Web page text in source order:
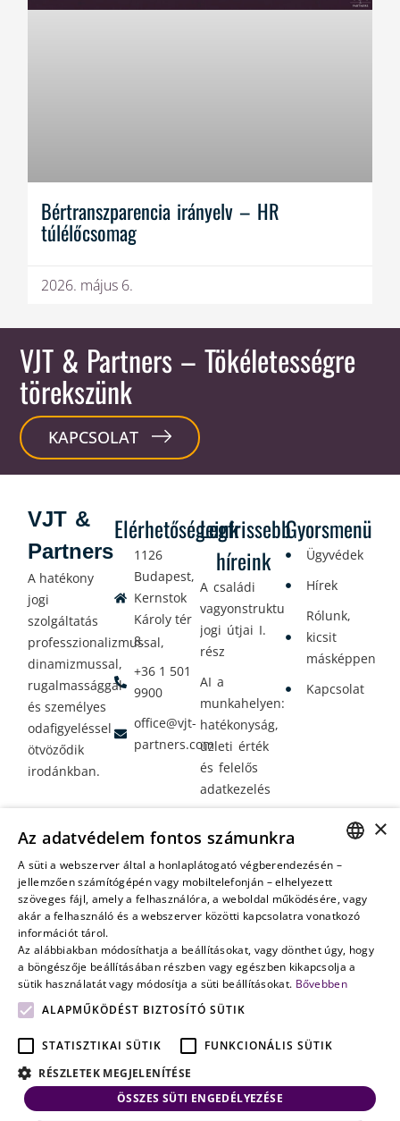
Bértranszparencia irányelv – HR
túlélőcsomag
2026. május 6.
VJT & Partners – Tökéletességre
törekszünk
KAPCSOLAT
Elérhetőségeink
1126
Budapest,
Kernstok
Károly tér
8.
+36 1 501
9900
office@vjt-
partners.com
Legfrissebb
híreink
A családi
vagyonstrukturálás
jogi útjai I.
rész
AI a
munkahelyen:
hatékonyság,
üzleti érték
és felelős
adatkezelés
amikor a jövő
nem a
véletlenen
múlik
Gyorsmenü
Ügyvédek
Hírek
Rólunk,
kicsit
másképpen
Kapcsolat
VJT &
Partners
A hatékony
jogi
szolgáltatás
professzionalizmussal,
dinamizmussal,
rugalmassággal
és személyes
odafigyeléssel
ötvöződik
irodánkban.
HUNGARIAN
ENGLISH
×
Az adatvédelem fontos számunkra
A süti a webszerver által a honlaplátogató végberendezésén –
jellemzően számítógépén vagy mobiltelefonján – elhelyezett
szöveges fájl, amely a felhasználóra, a weboldal működésére, vagy
akár a felhasználó és a webszerver közötti kapcsolatra vonatkozó
információt tárol.
Az alábbiakban módosíthatja a beállításokat, vagy dönthet úgy, hogy
a böngészője beállításában részben vagy egészben kikapcsolja a
sütik használatát vagy módosítja a süti beállításokat. Bővebben
ALAPMŰKÖDÉST BIZTOSÍTÓ SÜTIK
STATISZTIKAI SÜTIK
FUNKCIONÁLIS SÜTIK
RÉSZLETEK MEGJELENÍTÉSE
ÖSSZES SÜTI ENGEDÉLYEZÉSE